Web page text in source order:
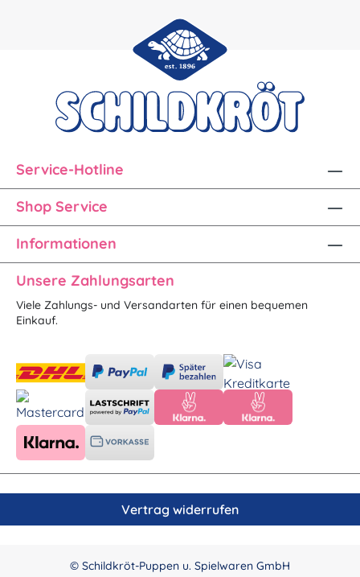
Service-Hotline
Shop Service
Informationen
Unsere Zahlungsarten
Viele Zahlungs- und Versandarten für einen bequemen
Einkauf.
Vertrag widerrufen
© Schildkröt-Puppen u. Spielwaren GmbH